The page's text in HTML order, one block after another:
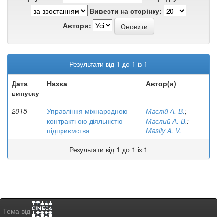
Вивести на сторінку:
Автори:
Результати від 1 до 1 із 1
Дата
випуску
Назва Автор(и)
2015
Управління міжнародною
контрактною діяльністю
підприємства
Маслій А. В.;
Маслий А. В.;
Masliy A. V.
Результати від 1 до 1 із 1
Тема від